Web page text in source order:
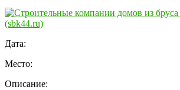
Дата:
Место:
Описание: